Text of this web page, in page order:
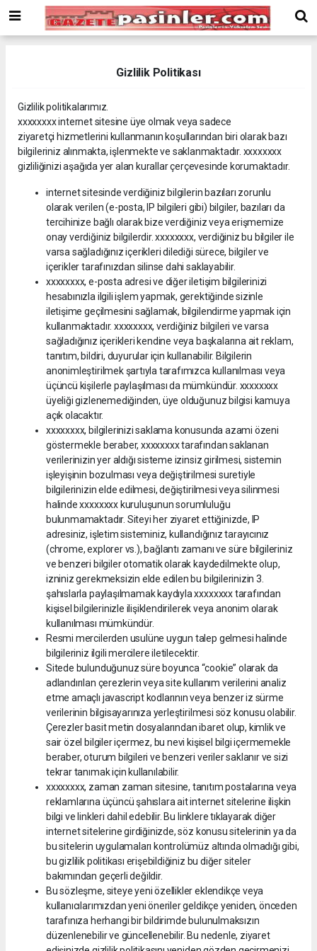
Bonusu
Veren
siteler
2024
bonus
veren
siteler
Gizlilik Politikası
Gizlilik politikalarımız.
xxxxxxxx internet sitesine üye olmak veya sadece
ziyaretçi hizmetlerini kullanmanın koşullarından biri olarak bazı
bilgileriniz alınmakta, işlenmekte ve saklanmaktadır. xxxxxxxx
gizliliğinizi aşağıda yer alan kurallar çerçevesinde korumaktadır.
internet sitesinde verdiğiniz bilgilerin bazıları zorunlu
olarak verilen (e-posta, IP bilgileri gibi) bilgiler, bazıları da
tercihinize bağlı olarak bize verdiğiniz veya erişmemize
onay verdiğiniz bilgilerdir. xxxxxxxx, verdiğiniz bu bilgiler ile
varsa sağladığınız içerikleri dilediği sürece, bilgiler ve
içerikler tarafınızdan silinse dahi saklayabilir.
xxxxxxxx, e-posta adresi ve diğer iletişim bilgilerinizi
hesabınızla ilgili işlem yapmak, gerektiğinde sizinle
iletişime geçilmesini sağlamak, bilgilendirme yapmak için
kullanmaktadır. xxxxxxxx, verdiğiniz bilgileri ve varsa
sağladığınız içerikleri kendine veya başkalarına ait reklam,
tanıtım, bildiri, duyurular için kullanabilir. Bilgilerin
anonimleştirilmek şartıyla tarafımızca kullanılması veya
üçüncü kişilerle paylaşılması da mümkündür. xxxxxxxx
üyeliği gizlenemediğinden, üye olduğunuz bilgisi kamuya
açık olacaktır.
xxxxxxxx, bilgilerinizi saklama konusunda azami özeni
göstermekle beraber, xxxxxxxx tarafından saklanan
verilerinizin yer aldığı sisteme izinsiz girilmesi, sistemin
işleyişinin bozulması veya değiştirilmesi suretiyle
bilgilerinizin elde edilmesi, değiştirilmesi veya silinmesi
halinde xxxxxxxx kuruluşunun sorumluluğu
bulunmamaktadır. Siteyi her ziyaret ettiğinizde, IP
adresiniz, işletim sisteminiz, kullandığınız tarayıcınız
(chrome, explorer vs.), bağlantı zamanı ve süre bilgileriniz
ve benzeri bilgiler otomatik olarak kaydedilmekte olup,
izniniz gerekmeksizin elde edilen bu bilgilerinizin 3.
şahıslarla paylaşılmamak kaydıyla xxxxxxxx tarafından
kişisel bilgilerinizle ilişiklendirilerek veya anonim olarak
kullanılması mümkündür.
Resmi mercilerden usulüne uygun talep gelmesi halinde
bilgileriniz ilgili mercilere iletilecektir.
Sitede bulunduğunuz süre boyunca “cookie” olarak da
adlandırılan çerezlerin veya site kullanım verilerini analiz
etme amaçlı javascript kodlarının veya benzer iz sürme
verilerinin bilgisayarınıza yerleştirilmesi söz konusu olabilir.
Çerezler basit metin dosyalarından ibaret olup, kimlik ve
sair özel bilgiler içermez, bu nevi kişisel bilgi içermemekle
beraber, oturum bilgileri ve benzeri veriler saklanır ve sizi
tekrar tanımak için kullanılabilir.
xxxxxxxx, zaman zaman sitesine, tanıtım postalarına veya
reklamlarına üçüncü şahıslara ait internet sitelerine ilişkin
bilgi ve linkleri dahil edebilir. Bu linklere tıklayarak diğer
internet sitelerine girdiğinizde, söz konusu sitelerinin ya da
bu sitelerin uygulamaları kontrolümüz altında olmadığı gibi,
bu gizlilik politikası erişebildiğiniz bu diğer siteler
bakımından geçerli değildir.
Bu sözleşme, siteye yeni özellikler eklendikçe veya
kullanıcılarımızdan yeni öneriler geldikçe yeniden, önceden
tarafınıza herhangi bir bildirimde bulunulmaksızın
düzenlenebilir ve güncellenebilir. Bu nedenle, ziyaret